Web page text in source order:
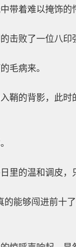
带着难以掩饰的
击败了一位八印
毛病来。
鞘的背影，此
里的温和调皮
的能够闯进前十